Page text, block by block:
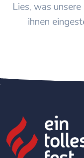
Lies, was
ihnen